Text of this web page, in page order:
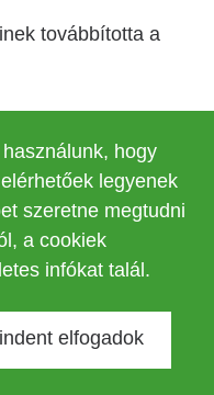
továbbította a
megadott
teljesíti.
való jog
bármikor
valamely
hogy
legyenek
szeretne megtudni
a cookiek
infókat talál.
elfogadok